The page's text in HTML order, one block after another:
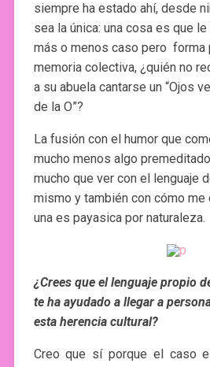
siempre ha estado ahí, desde
sea la única: una cosa es que
más o menos caso pero forma
memoria colectiva, ¿quién no
a su abuela cantarse un “Ojos
de la O”?
La fusión con el humor que
mucho menos algo
mucho que ver con el lenguaje
mismo y también con cómo me
una es payasica por naturaleza.
¿Crees que el lenguaje propio
te ha ayudado a llegar a
esta herencia cultural?
Creo que sí porque el caso